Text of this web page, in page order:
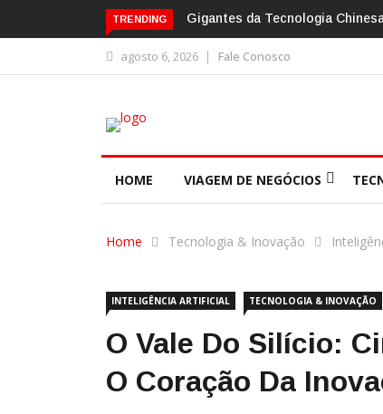
TRENDING Gigantes da Tecnologia
agosto 6, 2026 Fale Conosco
HOME VIAGEM DE NEGÓCIOS
Home Tecnologia & Inovação
INTELIGÊNCIA ARTIFICIAL TECNOLOGIA & INOVAÇÃO
O Vale Do Silício:
O Coração Da